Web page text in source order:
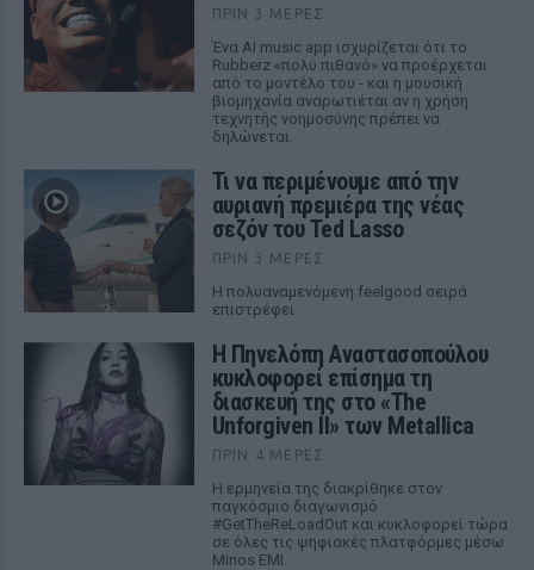
ΠΡΙΝ 3 ΜΈΡΕΣ
Ένα AI music app ισχυρίζεται ότι το
Rubberz «πολύ πιθανό» να προέρχεται
από το μοντέλο του - και η μουσική
βιομηχανία αναρωτιέται αν η χρήση
τεχνητής νοημοσύνης πρέπει να
δηλώνεται.
Τι να περιμένουμε από την
αυριανή πρεμιέρα της νέας
σεζόν του Ted Lasso
ΠΡΙΝ 3 ΜΈΡΕΣ
Η πολυαναμενόμενη feelgood σειρά
επιστρέφει
Η Πηνελόπη Αναστασοπούλου
κυκλοφορεί επίσημα τη
διασκευή της στο «The
Unforgiven II» των Metallica
ΠΡΙΝ 4 ΜΈΡΕΣ
Η ερμηνεία της διακρίθηκε στον
παγκόσμιο διαγωνισμό
#GetTheReLoadOut και κυκλοφορεί τώρα
σε όλες τις ψηφιακές πλατφόρμες μέσω
Minos EMI.